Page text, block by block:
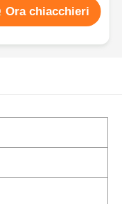
Ora chiacchieri